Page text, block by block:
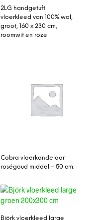
2LG handgetuft
vloerkleed van 100% wol,
groot, 160 x 230 cm,
roomwit en roze
Cobra vloerkandelaar
roségoud middel – 50 cm.
Björk vloerkleed large